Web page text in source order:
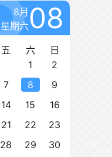
8月
星期六08
五 六
日
1
2
7 8
9
14 15
16
21 22
23
28 29
30